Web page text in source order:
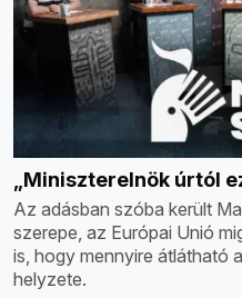
„Miniszterelnök úrtól
Az adásban szóba került
szerepe, az Európai Unió
is, hogy mennyire átlátható
helyzete.